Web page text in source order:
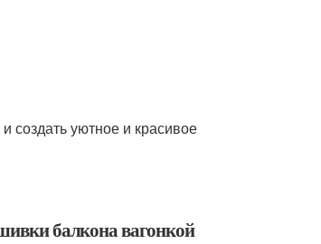
создать уютное и красивое
балкона вагонкой